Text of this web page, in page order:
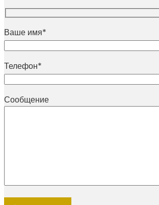
Ваше имя*
Телефон*
Сообщение